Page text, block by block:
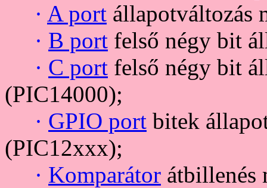
· A port állapotváltozás
· B port felső négy bit
· C port felső négy bit
(PIC14000);
· GPIO port bitek
(PIC12xxx);
· Komparátor átbillenés